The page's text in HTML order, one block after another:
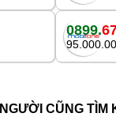
0899.
CŨNG TÌM